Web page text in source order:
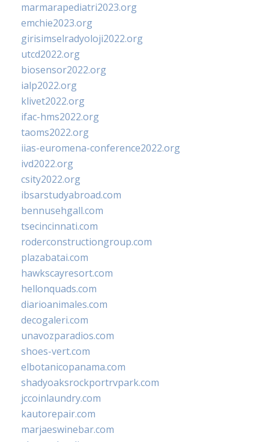
marmarapediatri2023.org
emchie2023.org
girisimselradyoloji2022.org
utcd2022.org
biosensor2022.org
ialp2022.org
klivet2022.org
ifac-hms2022.org
taoms2022.org
iias-euromena-conference2022.org
ivd2022.org
csity2022.org
ibsarstudyabroad.com
bennusehgall.com
tsecincinnati.com
roderconstructiongroup.com
plazabatai.com
hawkscayresort.com
hellonquads.com
diarioanimales.com
decogaleri.com
unavozparadios.com
shoes-vert.com
elbotanicopanama.com
shadyoaksrockportrvpark.com
jccoinlaundry.com
kautorepair.com
marjaeswinebar.com